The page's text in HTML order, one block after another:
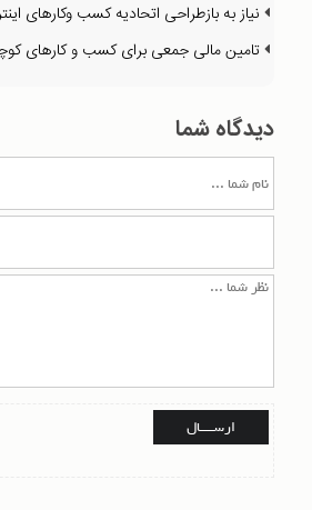
نیاز به بازطراحی اتحادیه کسب وکارهای
تامین مالی جمعی برای کسب و کارهای
دیدگاه شما